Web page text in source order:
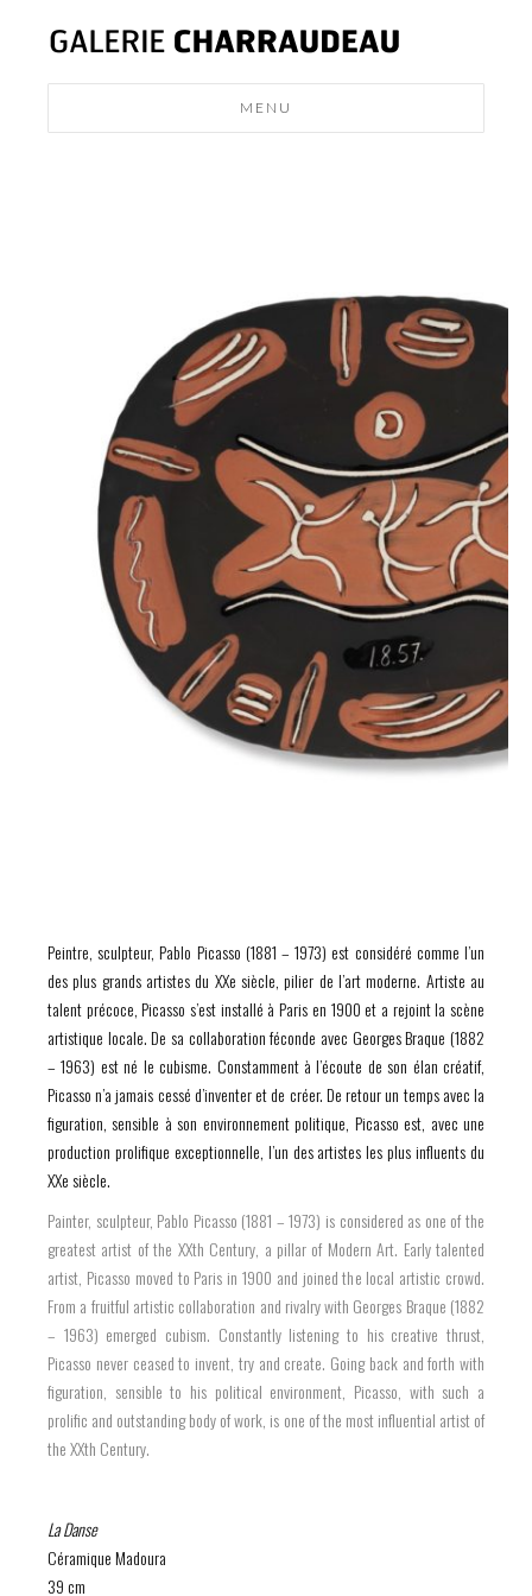
MENU
Peintre, sculpteur, Pablo Picasso (1881 – 1973) est considéré comme l’un
des plus grands artistes du XXe siècle, pilier de l’art moderne. Artiste au
talent précoce, Picasso s’est installé à Paris en 1900 et a rejoint la scène
artistique locale. De sa collaboration féconde avec Georges Braque (1882
– 1963) est né le cubisme. Constamment à l’écoute de son élan créatif,
Picasso n’a jamais cessé d’inventer et de créer. De retour un temps avec la
figuration, sensible à son environnement politique, Picasso est, avec une
production prolifique exceptionnelle, l’un des artistes les plus influents du
XXe siècle.
Painter, sculpteur, Pablo Picasso (1881 – 1973) is considered as one of the
greatest artist of the XXth Century, a pillar of Modern Art. Early talented
artist, Picasso moved to Paris in 1900 and joined the local artistic crowd.
From a fruitful artistic collaboration and rivalry with Georges Braque (1882
– 1963) emerged cubism. Constantly listening to his creative thrust,
Picasso never ceased to invent, try and create. Going back and forth with
figuration, sensible to his political environment, Picasso, with such a
prolific and outstanding body of work, is one of the most influential artist of
the XXth Century.
La Danse
Céramique Madoura
39 cm